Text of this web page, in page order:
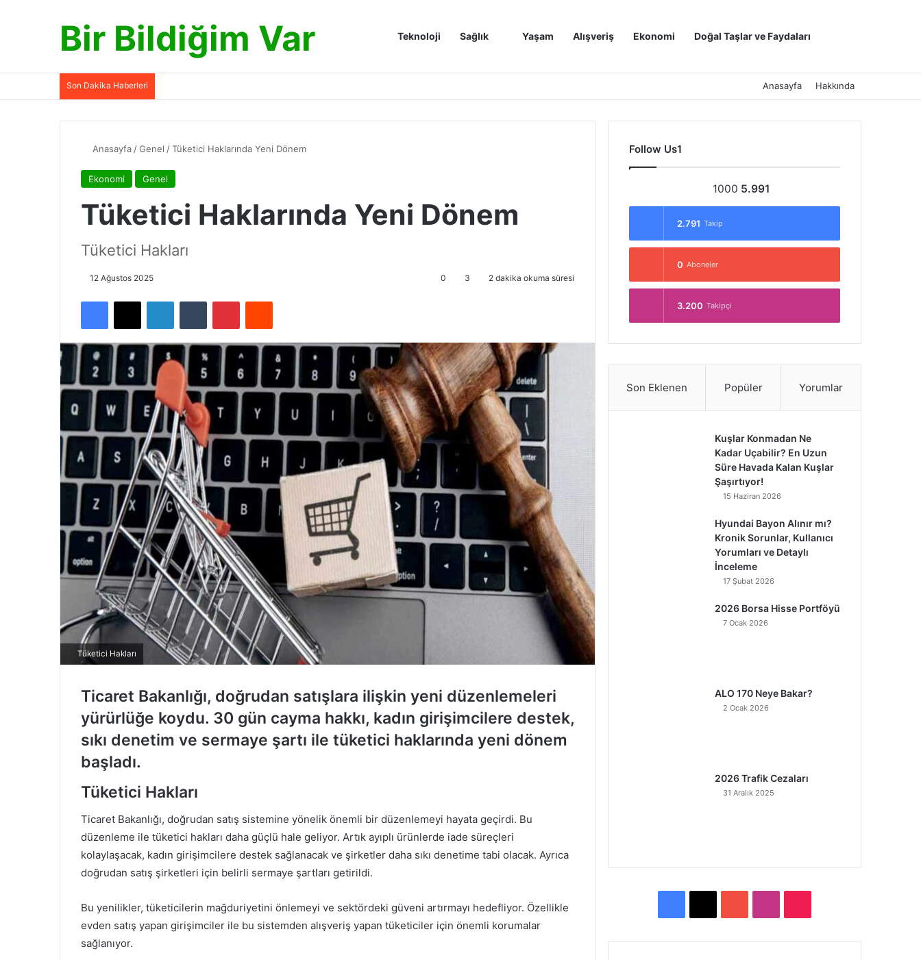
Bir Bildiğim Var Anasayfa
Teknoloji Sağlık Yaşam Alışveriş Ekonomi Doğal Taşlar ve Faydaları
Son Dakika Haberleri Anasayfa Hakkında
Anasayfa /Genel /Tüketici Haklarında Yeni Dönem
Ekonomi Genel
Tüketici Haklarında Yeni Dönem
Tüketici Hakları
12 Ağustos 2025 0 3 2 dakika okuma süresi
Tüketici Hakları
Ticaret Bakanlığı, doğrudan satışlara ilişkin yeni düzenlemeleri
yürürlüğe koydu. 30 gün cayma hakkı, kadın girişimcilere destek,
sıkı denetim ve sermaye şartı ile tüketici haklarında yeni dönem
başladı.
Tüketici Hakları
Ticaret Bakanlığı, doğrudan satış sistemine yönelik önemli bir düzenlemeyi hayata geçirdi. Bu
düzenleme ile tüketici hakları daha güçlü hale geliyor. Artık ayıplı ürünlerde iade süreçleri
kolaylaşacak, kadın girişimcilere destek sağlanacak ve şirketler daha sıkı denetime tabi olacak. Ayrıca
doğrudan satış şirketleri için belirli sermaye şartları getirildi.
Bu yenilikler, tüketicilerin mağduriyetini önlemeyi ve sektördeki güveni artırmayı hedefliyor. Özellikle
evden satış yapan girişimciler ile bu sistemden alışveriş yapan tüketiciler için önemli korumalar
sağlanıyor.
Follow Us1
1000 5.991
2.791 Takip
0 Aboneler
3.200 Takipçi
Son Eklenen Popüler Yorumlar
Kuşlar Konmadan Ne
Kadar Uçabilir? En Uzun
Süre Havada Kalan Kuşlar
Şaşırtıyor!
15 Haziran 2026
Hyundai Bayon Alınır mı?
Kronik Sorunlar, Kullanıcı
Yorumları ve Detaylı
İnceleme
17 Şubat 2026
2026 Borsa Hisse Portföyü
7 Ocak 2026
ALO 170 Neye Bakar?
2 Ocak 2026
2026 Trafik Cezaları
31 Aralık 2025